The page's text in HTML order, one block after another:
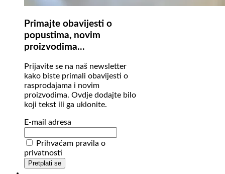
Primajte obavijesti o
popustima, novim
proizvodima...
Prijavite se na naš newsletter
kako biste primali obavijesti o
rasprodajama i novim
proizvodima. Ovdje dodajte bilo
koji tekst ili ga uklonite.
E-mail adresa
Prihvaćam pravila o
privatnosti